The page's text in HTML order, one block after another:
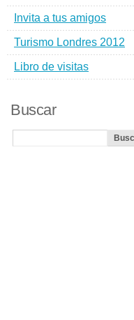
Invita a tus amigos
Turismo Londres 2012
Libro de visitas
Buscar